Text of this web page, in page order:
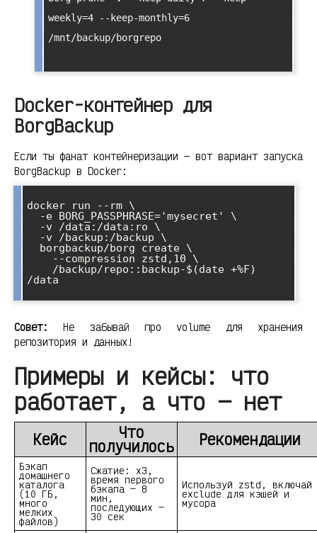
weekly=4 --keep-monthly=6
/mnt/backup/borgrepo
Docker-контейнер для
BorgBackup
Если ты фанат контейнеризации — вот вариант запуска
BorgBackup в Docker:
docker run --rm \
/data
Совет:
Не забывай про volume для хранения
репозитория и данных!
Примеры и кейсы: что
работает, а что — нет
Кейс Что
получилось Рекомендации
Бэкап
домашнего
каталога
(10 ГБ,
много
мелких
файлов)
Сжатие: x3,
время первого
бэкапа — 8
мин,
последующих —
30 сек
Используй zstd, включай
exclude для кэшей и
мусора